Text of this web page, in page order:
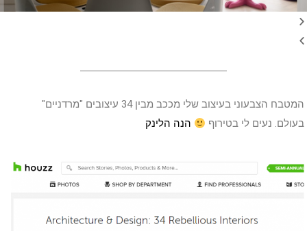
המטבח הצבעוני בעיצוב שלי מככב מבין 34 עיצובים "מרדניים"
בעולם. נעים לי בטירוף
הנה הלינק